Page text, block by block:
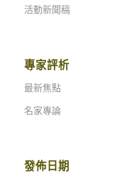
活動新聞稿
專家評析
最新焦點
名家專論
發佈日期